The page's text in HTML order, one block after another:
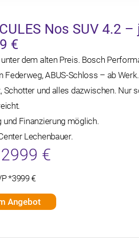
Nos SUV 4.2 –
€
unter dem alten Preis. Bosch
Federweg, ABUS-Schloss – ab
Schotter und alles dazwischen. Nur
und Finanzierung möglich.
Lechenbauer.
€
*3999 €
Angebot